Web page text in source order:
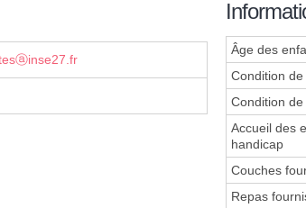
Âge des
Condition
Condition
Accueil des
handicap
Couches
Repas